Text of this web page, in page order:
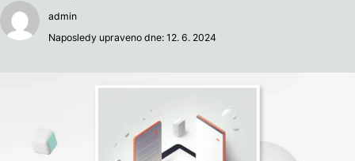
admin
Naposledy upraveno dne: 12. 6. 2024